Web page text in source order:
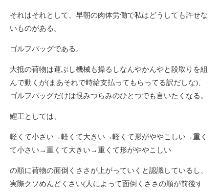
それはそれとして、早朝の肉体労働で私はどうしても許せな
いものがある。
ゴルフバッグである。
大抵の荷物は運ぶし機械も操るしなんやかんやと段取りを組
んで動くが(まあそれで時給支払ってもらってる訳だしな)、
ゴルフバッグだけは恨みつらみのひとつでも言いたくなる。
鯉王としては、
軽くて小さい→軽くて大きい→軽くて形がややこしい→重く
て小さい→重くて大きい→重くて形がややこしい
の順に荷物の面倒くささが上がっていくと認識しているし、
実際クソめんどくさい(人によって面倒くささの順が前後す